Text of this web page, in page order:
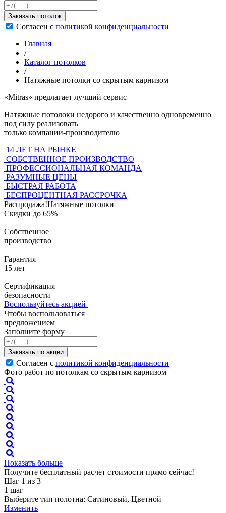
Заказать потолок
Согласен с политикой конфиденциальности
Главная
/
Каталог потолков
/
Натяжные потолки со скрытым карнизом
«Mitras» предлагает лучший сервис
Натяжные потолоки недорого и качественно одновременно
под силу реализовать
только компании-производителю
14 ЛЕТ НА РЫНКЕ
СОБСТВЕННОЕ ПРОИЗВОДСТВО
ПРОФЕССИОНАЛЬНАЯ КОМАНДА
РАЗУМНЫЕ ЦЕНЫ
БЫСТРАЯ РАБОТА
БЕСПРОЦЕНТНАЯ РАССРОЧКА
Распродажа!Натяжные потолки
Скидки до 65%
Собственное
производство
Гарантия
15 лет
Сертификация
безопасности
Воспользуйтесь акцией
Чтобы воспользоваться
предложением
Заполните форму
Заказать по акции
Согласен с политикой конфиденциальности
Фото работ по потолкам со скрытым карнизом
Показать больше
Получите бесплатный расчет стоимости прямо сейчас!
Шаг 1 из 3
1 шаг
Выберите тип полотна: Сатиновый, Цветной
Изменить